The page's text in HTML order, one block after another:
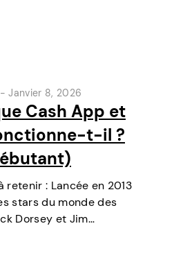
-Janvier 8, 2026
Cash App et
t-il ?
retenir : Lancée en 2013
stars du monde des
Dorsey et Jim